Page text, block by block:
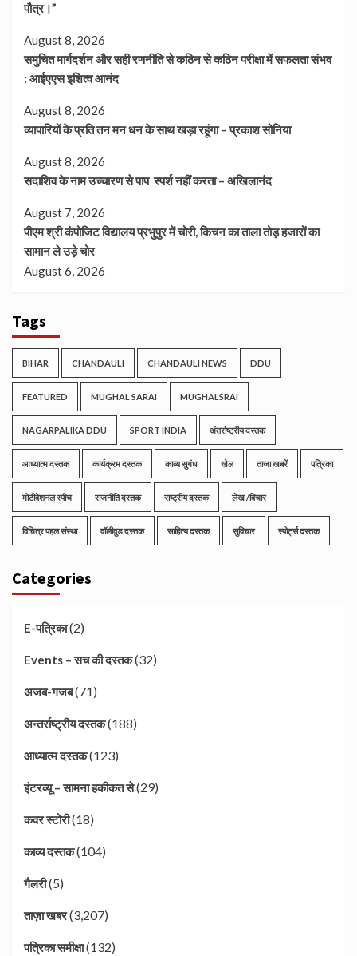
पौत्र।”
August 8, 2026
समुचित मार्गदर्शन और सही रणनीति से कठिन से कठिन परीक्षा में सफलता संभव
: आईएएस इशित्व आनंद
August 8, 2026
व्यापारियों के प्रति तन मन धन के साथ खड़ा रहूंगा – प्रकाश सोनिया
August 8, 2026
सदाशिव के नाम उच्चारण से पाप स्पर्श नहीं करता – अखिलानंद
August 7, 2026
पीएम श्री कंपोजिट विद्यालय प्रभुपुर में चोरी, किचन का ताला तोड़ हजारों का
सामान ले उड़े चोर
August 6, 2026
Tags
BIHAR CHANDAULI CHANDAULI NEWS DDU
FEATURED MUGHAL SARAI MUGHALSRAI
NAGARPALIKA DDU SPORT INDIA अंतर्राष्ट्रीय दस्तक
आध्यात्म दस्तक कार्यक्रम दस्तक काव्य सुगंध खेल ताजा खबरें पत्रिका
मोटीवेशनल स्पीच राजनीति दस्तक राष्ट्रीय दस्तक लेख /विचार
विचित्र पहल संस्था वॉलीवुड दस्तक साहित्य दस्तक सुविचार स्पोर्ट्स दस्तक
Categories
E-पत्रिका(2)
Events – सच की दस्तक(32)
अजब-गजब(71)
अन्तर्राष्ट्रीय दस्तक(188)
आध्यात्म दस्तक(123)
इंटरव्यू – सामना हकीकत से(29)
कवर स्टोरी(18)
काव्य दस्तक(104)
गैलरी(5)
ताज़ा खबर(3,207)
पत्रिका समीक्षा(132)